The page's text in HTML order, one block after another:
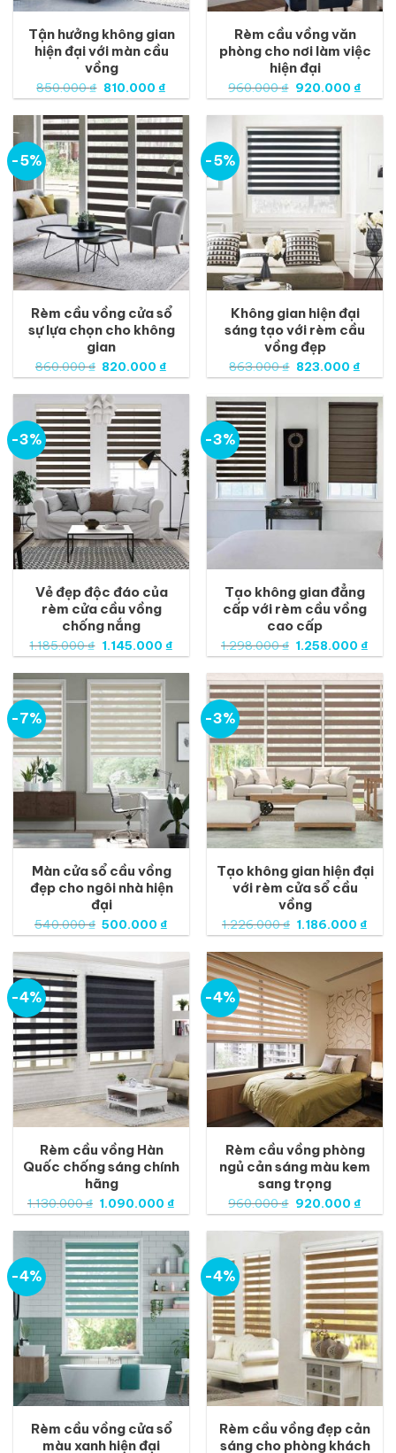
Tận hưởng không gian
hiện đại với màn cầu
vồng
850.000₫ Giá
gốc
850.000 ₫.
810.000 ₫Giá
hiện
là:
810.000 ₫.
Rèm cầu vồng văn
phòng cho nơi làm việc
hiện đại
960.000₫ Giá
gốc
920.000 ₫Giá
hiện
-5%
Rèm cầu vồng cửa sổ
sự lựa chọn cho không
gian
860.000₫ Giá
gốc
860.000 ₫.
820.000₫
hiện
820.000 ₫.
-5%
Không gian hiện đại
sáng tạo với rèm cầu
vồng đẹp
863.000₫ Giá
gốc
863.000 ₫.
823.000 ₫Giá
hiện
là:
-3%
Vẻ đẹp độc đáo của
rèm cửa cầu vồng
chống nắng
1.185.000₫ Giá
gốc
1.185.000 ₫.
1.145.000 ₫Giá
hiện
1.145.000 ₫.
-3%
Tạo không gian đẳng
cấp với rèm cầu vồng
cao cấp
1.298.000₫ Giá
gốc
1.298.000 ₫.
1.258.000₫
hiện
là:
-7%
Màn cửa sổ cầu vồng
đẹp cho ngôi nhà hiện
đại
540.000₫ Giá
gốc
540.000 ₫.
500.000₫
hiện
là:
500.000 ₫.
-3%
Tạo không gian hiện đại
với rèm cửa sổ cầu
vồng
1.226.000₫ Giá
gốc
1.186.000₫
hiện
là:
-4%
Rèm cầu vồng Hàn
Quốc chống sáng chính
hãng
1.130.000₫ Giá
gốc
1.130.000 ₫.
1.090.000₫
hiện
là:
1.090.000 ₫.
-4%
Rèm cầu vồng phòng
ngủ cản sáng màu kem
sang trọng
960.000₫ Giá
gốc
960.000 ₫.
920.000 ₫Giá
hiện
là:
-4%
Rèm cầu vồng cửa sổ
màu xanh hiện đại
-4%
Rèm cầu vồng đẹp cản
sáng cho phòng khách